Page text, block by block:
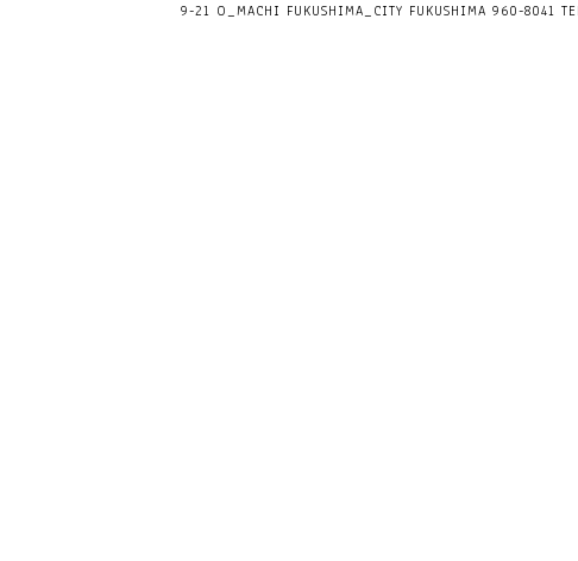
9-21 O_MACHI FUKUSHIMA_CITY FUKUSHIMA 960-8041